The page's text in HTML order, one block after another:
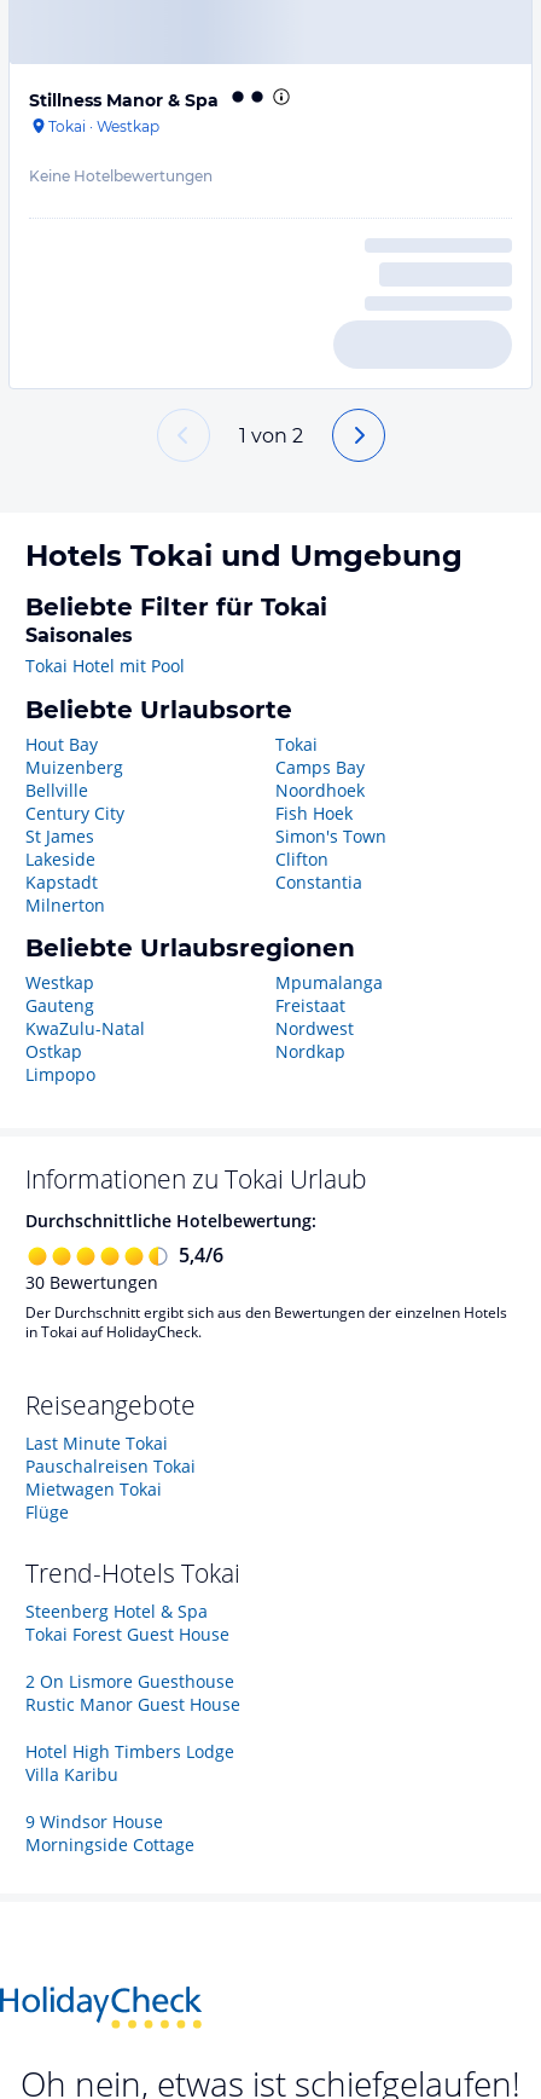
Stillness Manor & Spa
Tokai · Westkap
Keine Hotelbewertungen
1 von 2
Hotels Tokai und Umgebung
Beliebte Filter für Tokai
Saisonales
Tokai Hotel mit Pool
Beliebte Urlaubsorte
Hout Bay
Muizenberg
Bellville
Century City
St James
Lakeside
Kapstadt
Milnerton
Tokai
Camps Bay
Noordhoek
Fish Hoek
Simon's Town
Clifton
Constantia
Beliebte Urlaubsregionen
Westkap
Gauteng
KwaZulu-Natal
Ostkap
Limpopo
Mpumalanga
Freistaat
Nordwest
Nordkap
Informationen zu Tokai Urlaub
Durchschnittliche Hotelbewertung:
5,4/6
30 Bewertungen
Der Durchschnitt ergibt sich aus den Bewertungen der einzelnen Hotels
in Tokai auf HolidayCheck.
Reiseangebote
Last Minute Tokai
Pauschalreisen Tokai
Mietwagen Tokai
Flüge
Trend-Hotels Tokai
Steenberg Hotel & Spa
Tokai Forest Guest House
2 On Lismore Guesthouse
Rustic Manor Guest House
Hotel High Timbers Lodge
Villa Karibu
9 Windsor House
Morningside Cottage
Oh nein, etwas ist schiefgelaufen!